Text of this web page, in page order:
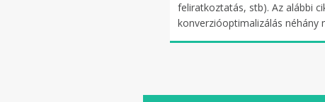
feliratkoztatás, stb). Az alábbi
konverzióoptimalizálás néhány